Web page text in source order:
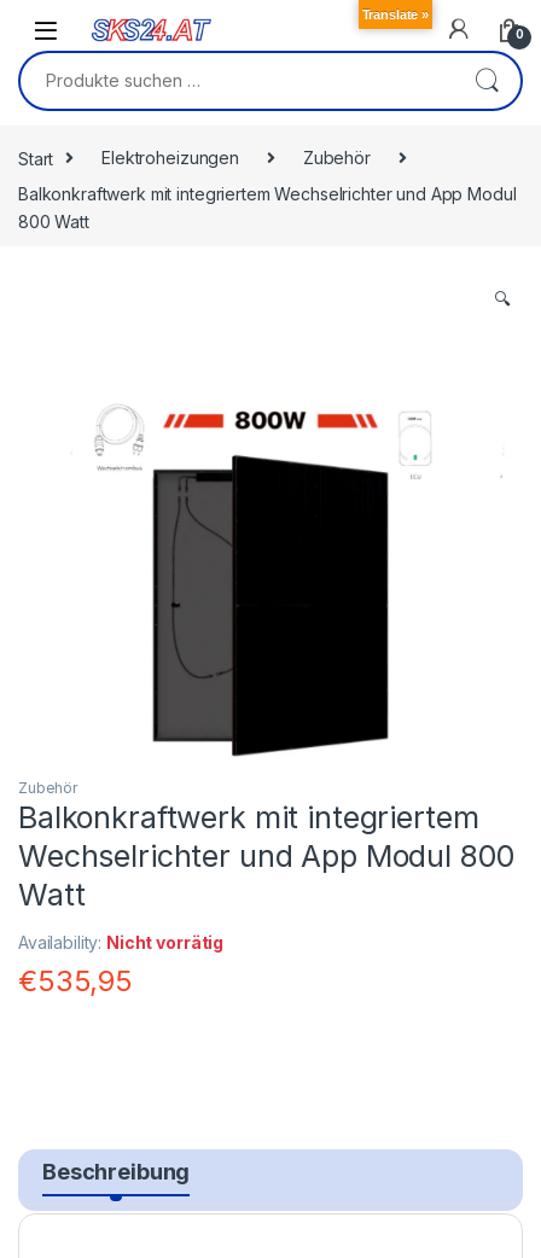
0
Suchen nach:
Start Elektroheizungen
Zubehör
Balkonkraftwerk mit integriertem Wechselrichter und App Modul
800 Watt
🔍
Zubehör
Balkonkraftwerk mit integriertem
Wechselrichter und App Modul 800
Watt
Availability: Nicht vorrätig
€535,95
Beschreibung
Translate »